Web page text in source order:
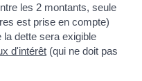
les 2 montants, seule
est prise en compte)
la dette sera exigible
d'intérêt (qui ne doit pas